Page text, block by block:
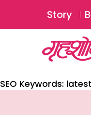
Story
SEO Keywords: